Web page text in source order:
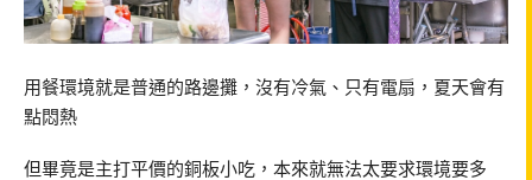
用餐環境就是普通的路邊攤，沒有冷氣、只有電扇，夏天會有
點悶熱
但畢竟是主打平價的銅板小吃，本來就無法太要求環境要多